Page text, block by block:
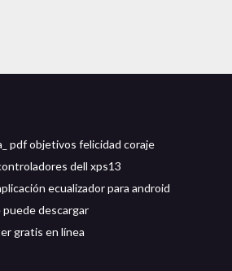
pdf objetivos felicidad coraje
dell xps13
ecualizador para android
puede descargar
gratis en línea